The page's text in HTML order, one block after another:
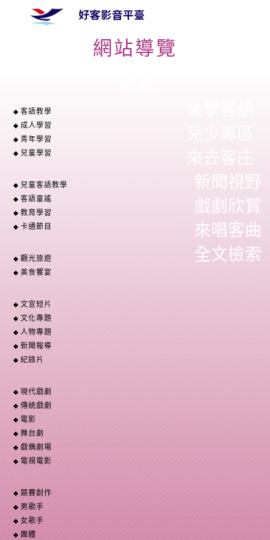
網站導覽
客語教學
成人學習
青年學習
兒童學習
兒童客語教學
客語童謠
教育學習
卡通節目
觀光旅遊
美食饗宴
新聞視野
文宣短片
文化專題
人物專題
新聞報導
紀錄片
戲劇欣賞
現代戲劇
傳統戲劇
電影
舞台劇
戲偶劇場
電視電影
來唱客曲
競賽創作
男歌手
女歌手
團體
全文檢索